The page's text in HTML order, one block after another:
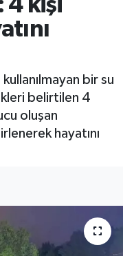
4 kişi
bir su
belirtilen 4
oluşan
hayatını